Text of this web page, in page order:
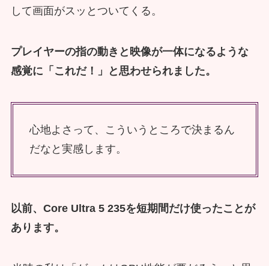
して画面がスッとついてくる。
プレイヤーの指の動きと映像が一体になるような
感覚に「これだ！」と思わせられました。
心地よさって、こういうところで決まるん
だなと実感します。
以前、Core Ultra 5 235を短期間だけ使ったことが
あります。